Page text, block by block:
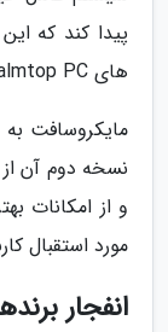
پیدا کند که
های Palmtop PC ساخت HP محقق شد.
نسخه دوم آن از
و از امکانات
مورد استقبال
انفجار